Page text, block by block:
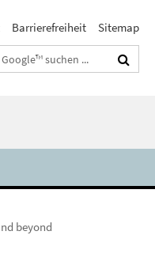
Barrierefreiheit Sitemap
beyond